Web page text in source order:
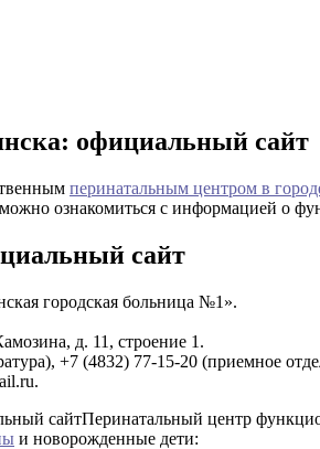
официальный сайт
перинатальным центром в
ознакомиться с информацией о
сайт
городская больница №1».
д. 11, строение 1.
+7 (4832) 77-15-20 (приемное
Перинатальный центр
и новорожденные дети: